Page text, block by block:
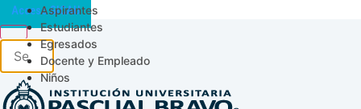
Aspirantes
Estudiantes
Egresados
Docente y Empleado
Niños
Acceso SICAU